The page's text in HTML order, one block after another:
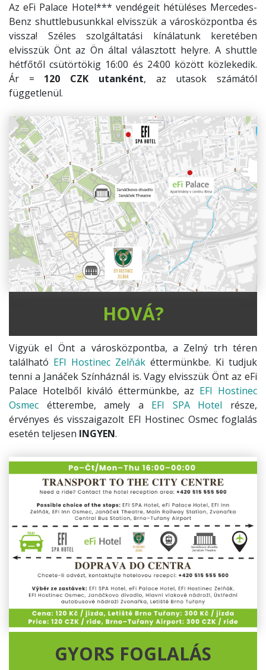
Az eFi Palace Hotel*** vendégeit hétüléses Mercedes-
Benz shuttlebusunkkal elvisszük a városközpontba és
vissza! Széles szolgáltatási kínálatunk keretében
elvisszük Önt az Ön által választott helyre. A shuttle
hétfőtől csütörtökig 16:00 és 24:00 között közlekedik.
Ár = 120 CZK utanként, az utasok számától
függetlenül.
HOVÁ?
Vigyük el Önt a városközpontba, a Zelný trh téren
található EFI Hostinec Zelňák éttermünkbe. Ki tudjuk
tenni a Janáček Színháznál is. Vagy elvisszük Önt az eFi
Palace Hotelből kiváló éttermünkbe, az EFI Hostinec
Osmec étterembe, amely a EFI SPA Hotel része,
érvényes és visszaigazolt EFI Hostinec Osmec foglalás
esetén teljesen INGYEN.
GYORS FOGLALÁS